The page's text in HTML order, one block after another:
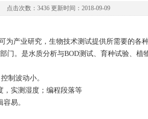
点击次数：3436 更新时间：2018-09-09
为产业研究 ， 生物技术测试提供所需要的各
门 。 是水质分析与BOD测试、 育种试验、 植
控制波动小。
， 实测湿度 ； 编程段落等
容易。